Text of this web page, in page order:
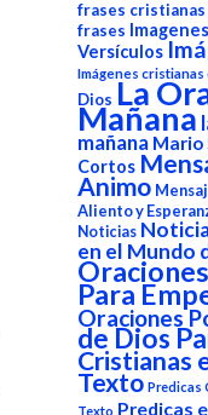
frases cristianas
frases
Versículos
Imágenes cristianas
Dios La
Mañana
mañana Mario
Cortos
Animo
Aliento y
Noticias
en el Mundo
Para
Oraciones
de Dios
Cristianas
Texto Predicas
Texto Predicas